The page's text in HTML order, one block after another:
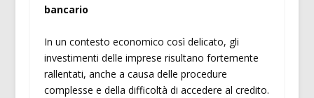
bancario
In un contesto economico così delicato, gli
investimenti delle imprese risultano fortemente
rallentati, anche a causa delle procedure
complesse e della difficoltà di accedere al credito.